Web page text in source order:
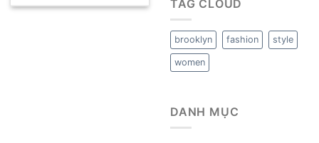
TAG CLOUD
brooklyn fashion style
women
DANH MỤC